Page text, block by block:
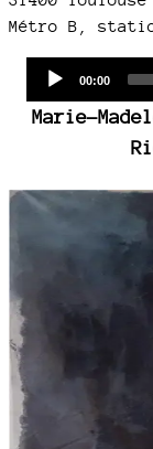
Métro B,
Current
00:00
Marie-